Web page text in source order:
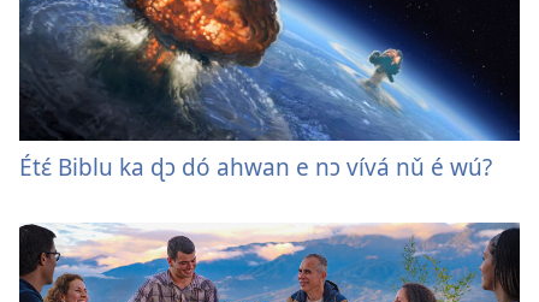
Étɛ́ Biblu ka ɖɔ dó ahwan e nɔ vívá nǔ é wú?